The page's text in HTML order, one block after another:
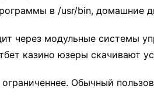
в /usr/bin, домашние
через модульные системы
казино юзеры скачивают
Обычный